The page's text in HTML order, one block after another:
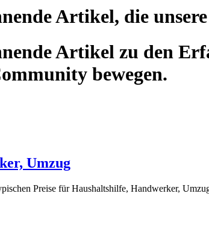
Artikel, die
Artikel zu den
bewegen.
Umzug
Preise für Haushaltshilfe, Handwerker,